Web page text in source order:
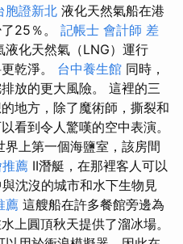
胞證新北 液化天然氣船在港
25％。 記帳士 會計師 差
化天然氣（LNG）運行
乾淨。 台中養生館 同時，
放的更大風險。 這裡的三
地方，除了魔術師，撕裂和
看到令人驚嘆的空中表演。
界上第一個海鹽室，該房間
薦 II潛艇，在那裡客人可以
沈沒的城市和水下生物見
薦 這艘船在許多餐館旁邊為
上圓頂秋天提供了溜冰場。